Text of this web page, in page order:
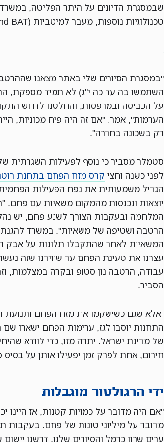
שבמסגרת הדיונים על היתר הפליטה,
טכנולוגיות נוספות, מעבר למיטביות (beyond BAT).
"במסגרת הסיורים שלי באתר מצאנו
השתמשו בה עד כה י"ג) לא תמיד מספקת,
על הכביסה ובמרפסות, והחלטנו לדרוש
הערמות", אמר. "אם זה היה פיח מכוניות,
רק בשכונה בחדרה".
סטמלר מסביר כי נוסף לפעילות
לפני כשנה וחצי קרס מזח הפחם בתחנת
הגדיל משמעותית את נפח הפעילות הפחמית
יוצאות ונכנסות מהמקום משאיות עם פחם.
המלחמה ובעקבות הצורך לשנע פחם, יש
הרטבה ושטיפה של משאיות". במשרד
המשאיות לאחר שהתקבלו תלונות על אבק
עצרנו את טעינת הפחם עד שווידנו שזה
עבודה, הרטבה נון סטופ ובקרה במצלמות,
הסביר.
אלא שגם כשישקמו את מזח הפחם ותנועת
התחנות יוסבו לגז, ערימות הפחם ישארו
של מדינת ישראל. יתרה מזו, כדי לוודא
חירום, אחת לפרק זמן יפעילו אותן על
ידי הרגולטור מוגבלות
"אם היה מדובר על כמויות קטנות, אז היינו
מדובר על מיליוני טונות של פחם. בעקבות
ערים שרון כרמל והסיורים שלנו, דרשנו